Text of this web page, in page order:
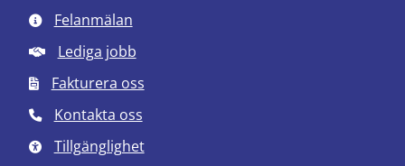
Felanmälan
Lediga jobb
Fakturera oss
Kontakta oss
Tillgänglighet